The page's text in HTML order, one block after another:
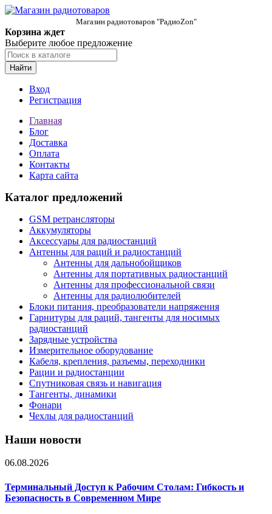
Магазин радиотоваров "РадиоZon"
Корзина ждет
Выберите любое предложение
Найти
Вход
Регистрация
Главная
Блог
Доставка
Оплата
Контакты
Карта сайта
Каталог предложений
GSM ретрансляторы
Аккумуляторы
Аксессуары для радиостанций
Антенны для раций и радиостанций
Антенны для дальнобойщиков
Антенны для портативных радиостанций
Антенны для профессиональной связи
Антенны для радиолюбителей
Блоки питания, преобразователи напряжения
Гарнитуры для раций, тангенты для носимых
радиостанций
Зарядные устройства
Измерительное оборудование
Кабеля, крепления, разъемы, переходники
Рации и радиостанции
Спутниковая связь и навигация
Тангенты, динамики
Фонари
Чехлы для радиостанций
Наши новости
06.08.2026
Терминальный Доступ к Рабочим Столам: Гибкость и
Безопасность в Современном Мире